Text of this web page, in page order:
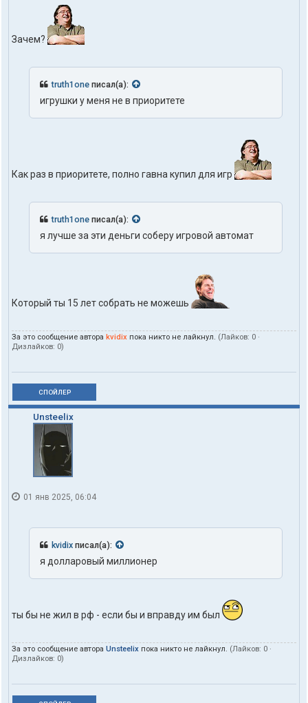
Зачем?
truth1one писал(а):
игрушки у меня не в приоритете
Как раз в приоритете, полно гавна купил для игр
truth1one писал(а):
я лучше за эти деньги соберу игровой автомат
Который ты 15 лет собрать не можешь
За это сообщение автора kvidix пока никто не лайкнул. (Лайков: 0 ·
Дизлайков: 0)
СПОЙЛЕР
Unsteelix
01 янв 2025, 06:04
kvidix писал(а):
я долларовый миллионер
ты бы не жил в рф - если бы и вправду им был
За это сообщение автора Unsteelix пока никто не лайкнул. (Лайков: 0 ·
Дизлайков: 0)